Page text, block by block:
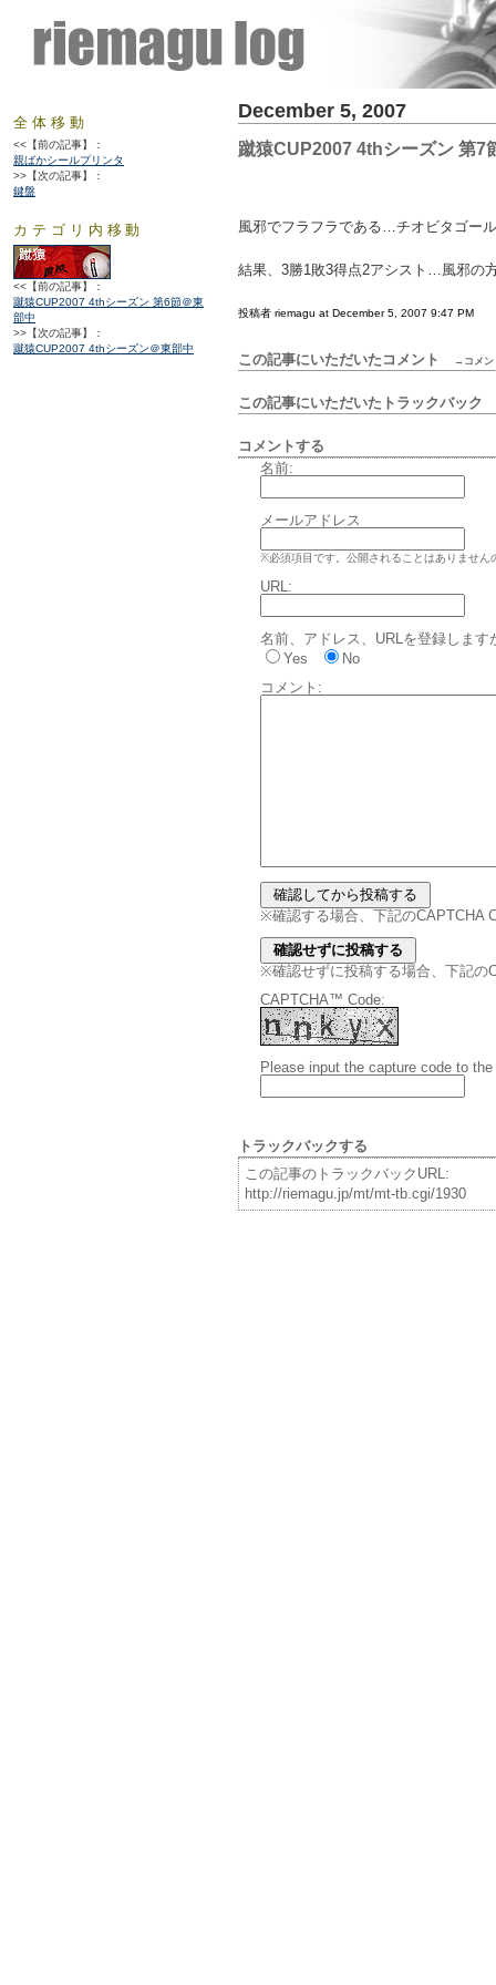
December 5, 2007
蹴猿CUP2007 4thシーズン 第7
風邪でフラフラである…チオビタゴー
結果、3勝1敗3得点2アシスト…風邪の
投稿者 riemagu at December 5, 2007 9:47 PM
この記事にいただいたコメント →コメン
この記事にいただいたトラックバック
コメントする
名前:
メールアドレス
※必須項目です。公開されることはありません
URL:
名前、アドレス、URLを登録します
Yes
No
コメント:
※確認する場合、下記のCAPTCHA
※確認せずに投稿する場合、下記の
CAPTCHA™ Code:
Please input the capture code to
トラックバックする
この記事のトラックバックURL:
http://riemagu.jp/mt/mt-tb.cgi/1930
全体移動
<<【前の記事】：
親ばかシールプリンタ
>>【次の記事】：
鍵盤
カテゴリ内移動
<<【前の記事】：
蹴猿CUP2007 4thシーズン 第6節＠東
部中
>>【次の記事】：
蹴猿CUP2007 4thシーズン＠東部中